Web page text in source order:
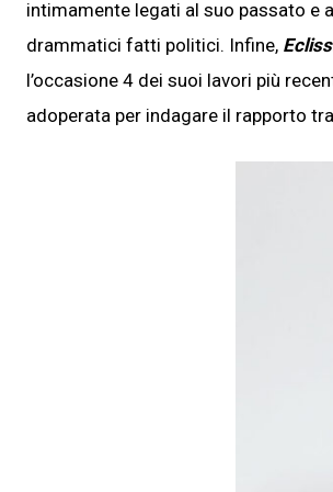
intimamente legati al suo passato e
drammatici fatti politici. Infine,
l’occasione 4 dei suoi lavori più
adoperata per indagare il rapporto